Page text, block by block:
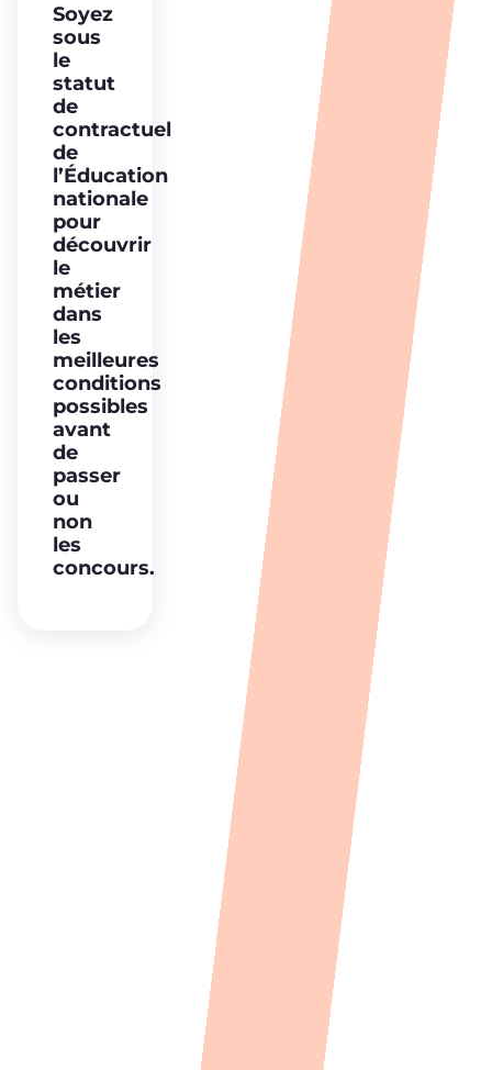
Soyez
sous
le
statut
de
contractuel
de
l’Éducation
nationale
pour
découvrir
le
métier
dans
les
meilleures
conditions
possibles
avant
de
passer
ou
non
les
concours.